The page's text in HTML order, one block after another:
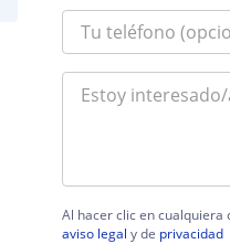
Al hacer clic en cualquiera
aviso legal y de privacidad